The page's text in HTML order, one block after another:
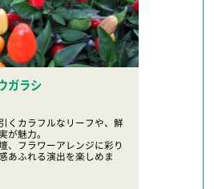
ガラシ
くカラフルなリーフや、鮮
が魅力。
、フラワーアレンジに彩り
あふれる演出を楽しめま